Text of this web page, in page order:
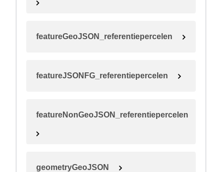
featureGeoJSON_referentiepercelen
featureJSONFG_referentiepercelen
featureNonGeoJSON_referentiepercelen
geometryGeoJSON